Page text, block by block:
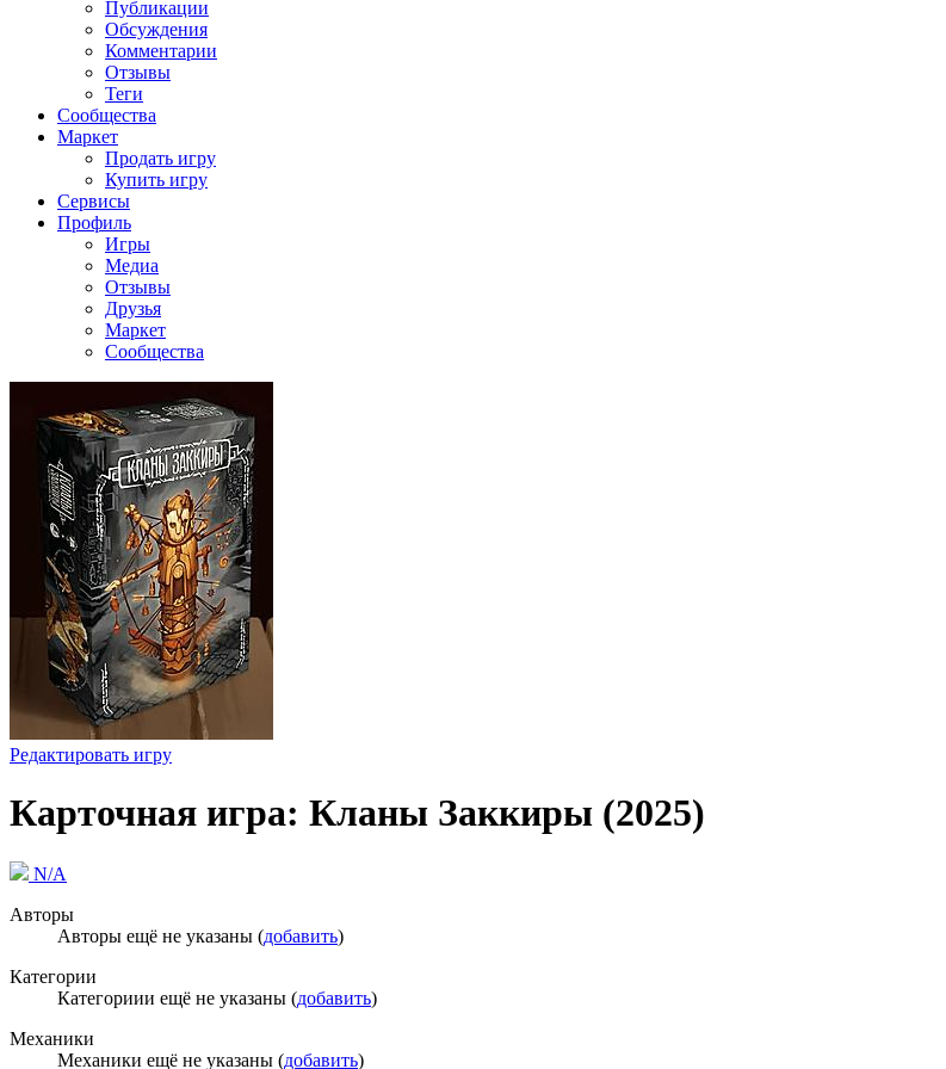
Публикации
Обсуждения
Комментарии
Отзывы
Теги
Сообщества
Маркет
Продать игру
Купить игру
Сервисы
Профиль
Игры
Медиа
Отзывы
Друзья
Маркет
Сообщества
Редактировать игру
Карточная игра: Кланы Заккиры (2025)
N/A
Авторы
Авторы ещё не указаны (добавить)
Категории
Категориии ещё не указаны (добавить)
Механики
Механики ещё не указаны (добавить)